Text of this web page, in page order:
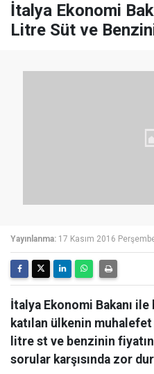
İtalya Ekonomi
Litre Süt ve
Yayınlanma: 17 Kasım 2016
İtalya Ekonomi Bakanı
katılan ülkenin
litre st ve benzinin
sorular karşısında zor